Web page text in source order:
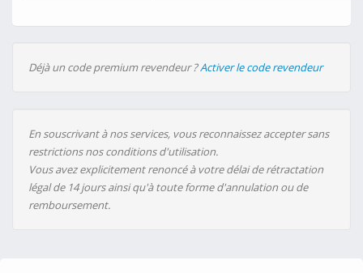
Déjà un code premium revendeur ?Activer le code revendeur
En souscrivant à nos services, vous reconnaissez accepter sans
restrictions nos conditions d'utilisation.
Vous avez explicitement renoncé à votre délai de rétractation
légal de 14 jours ainsi qu'à toute forme d'annulation ou de
remboursement.